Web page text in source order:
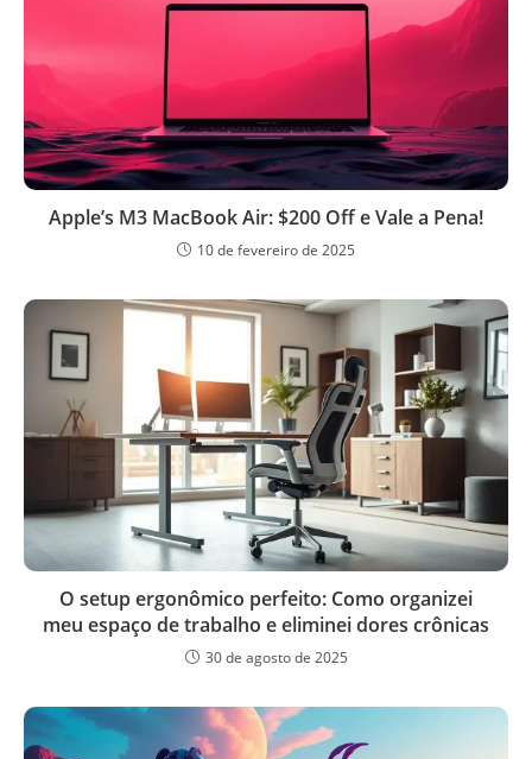
Apple’s M3 MacBook Air: $200 Off e Vale a Pena!
10 de fevereiro de 2025
O setup ergonômico perfeito: Como organizei
meu espaço de trabalho e eliminei dores crônicas
30 de agosto de 2025